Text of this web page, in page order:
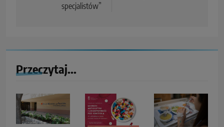
specjalistów”
Przeczytaj...